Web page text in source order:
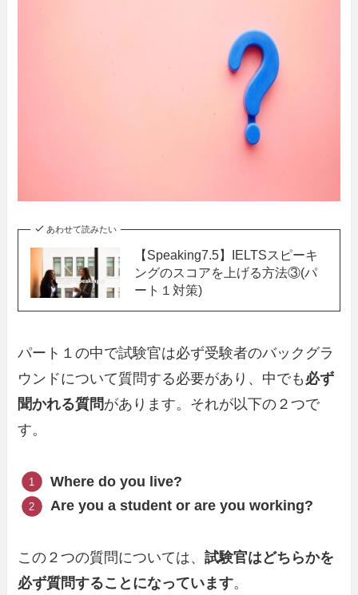
あわせて読みたい
【Speaking7.5】IELTSスピーキ
ングのスコアを上げる方法③(パ
ート１対策)
パート１の中で試験官は必ず受験者のバックグラ
ウンドについて質問する必要があり、中でも 必ず
聞かれる質問があります。それが以下の２つで
す。
Where do you live?
Are you a student or are you working?
この２つの質問については、試験官はどちらかを
必ず質問することになっています。